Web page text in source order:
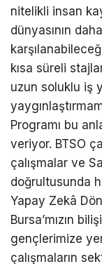
nitelikli insan
dünyasının
kısa süreli
uzun soluklu iş
Programı bu
veriyor. BTSO
çalışmalar ve
doğrultusunda
Yapay Zekâ
Bursa’mızın
gençlerimize
çalışmaların